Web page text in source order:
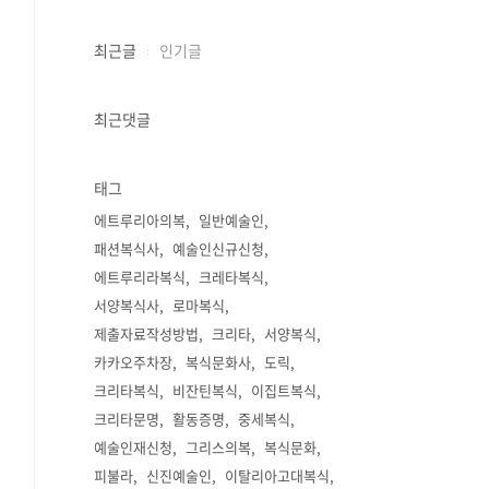
최근글 인기글
최근댓글
태그
에트루리아의복
일반예술인
패션복식사
예술인신규신청
에트루리라복식
크레타복식
서양복식사
로마복식
제출자료작성방법
크리타
서양복식
카카오주차장
복식문화사
도릭
크리타복식
비잔틴복식
이집트복식
크리타문명
활동증명
중세복식
예술인재신청
그리스의복
복식문화
피불라
신진예술인 이탈리아고대복식